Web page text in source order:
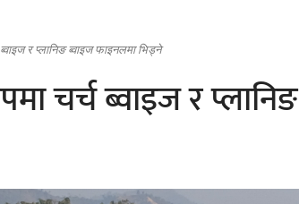
र प्लानिङ ब्वाइज फाइनलमा भिड्ने
चर्च ब्वाइज र